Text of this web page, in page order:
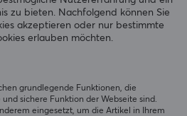
Käufer
passt auch für größere
zu bieten. Nachfolgend können Sie
akzeptieren oder nur bestimmte
erlauben möchten.
grundlegende Funktionen, die
sichere Funktion der Webseite sind.
eingesetzt, um die Artikel in Ihrem